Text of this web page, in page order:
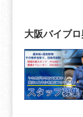
大阪バイブ